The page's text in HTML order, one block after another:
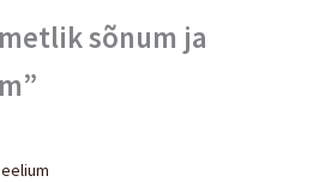
sõnum ja